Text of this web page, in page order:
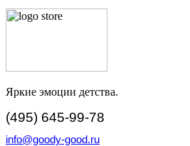
Яркие эмоции детства.
(495) 645-99-78
info@goody-good.ru